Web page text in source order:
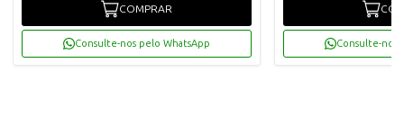
COMPRAR
Consulte-nos pelo WhatsApp Consulte-nos